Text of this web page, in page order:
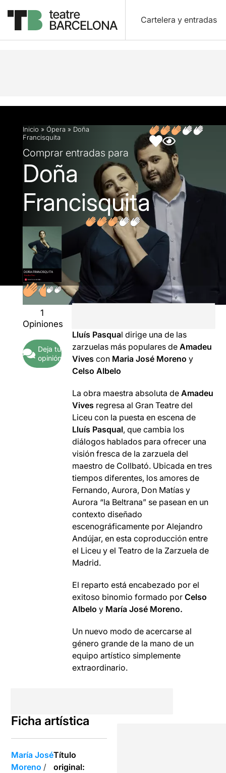
Cartelera y entradas
Descripción Ficha artística Fotos y vídeos
Inicio » Ópera » Doña
Francisquita
Comprar entradas para
Doña
Francisquita
1
Opiniones
Deja tu
opinión
Lluís Pasqual dirige una de las
zarzuelas más populares deAmadeu
Vives con Maria José Moreno y
Celso Albelo
La obra maestra absoluta deAmadeu
Vives regresa al Gran Teatre del
Liceu con la puesta en escena de
Lluís Pasqual, que cambia los
diálogos hablados para ofrecer una
visión fresca de la zarzuela del
maestro de Collbató. Ubicada en tres
tiempos diferentes, los amores de
Fernando, Aurora, Don Matías y
Aurora “la Beltrana” se pasean en un
contexto diseñado
escenográficamente por Alejandro
Andújar, en esta coproducción entre
el Liceu y el Teatro de la Zarzuela de
Madrid.
El reparto está encabezado por el
exitoso binomio formado porCelso
Albelo y María José Moreno.
Un nuevo modo de acercarse al
género grande de la mano de un
equipo artístico simplemente
extraordinario.
Ficha artística
María José
Moreno /
Título
original: